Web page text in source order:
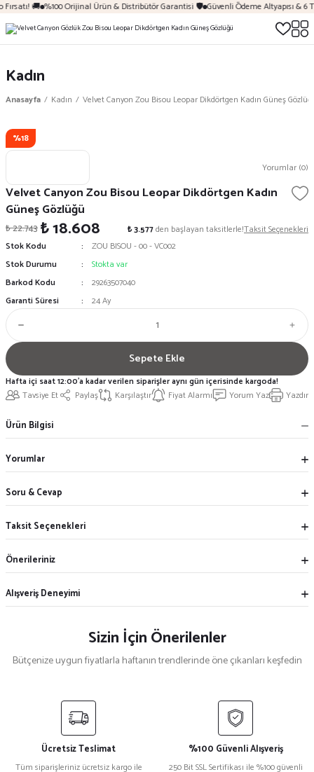
🚚 %100 Orijinal Ürün & Distribütör Garantisi 🛡️ Güvenli Ödeme Altyapısı & 6
Kadın
Anasayfa Kadın Velvet Canyon Zou Bisou Leopar Dikdörtgen Kadın Güneş
%18
Yorumlar (0)
Velvet Canyon Zou Bisou Leopar Dikdörtgen Kadın
Güneş Gözlüğü
₺ 22.743₺ 18.608 ₺ 3.577den başlayan taksitlerle!Taksit Seçenekleri
Stok Kodu
ZOU BISOU - 00 - VC002
Stok Durumu
Stokta var
Barkod Kodu
29263507040
Garanti Süresi
24 Ay
Sepete Ekle
Tavsiye Et Paylaş Karşılaştır Fiyat Alarmı Yorum Yaz Yazdır
Hafta içi saat 12:00'a kadar verilen siparişler aynı gün içerisinde kargoda!
Ürün Bilgisi
Yorumlar
Soru & Cevap
Taksit Seçenekleri
Önerileriniz
Alışveriş Deneyimi
Sizin İçin Önerilenler
Bütçenize uygun fiyatlarla haftanın trendlerinde öne çıkanları keşfedin
Carrera 2047T/S Mavi Turuncu Spor Erkek Güneş Gözlüğü
₺ 3.960
Ücretsiz Teslimat
Tüm siparişleriniz ücretsiz kargo ile
%100 Güvenli Alışveriş
250 Bit SSL Sertifikası ile %100 güvenli